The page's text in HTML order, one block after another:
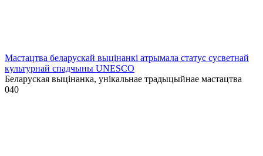
Мастацтва беларускай выцінанкі атрымала статус сусветнай
культурнай спадчыны UNESCO
Беларуская выцінанка, унікальнае традыцыйнае мастацтва
040